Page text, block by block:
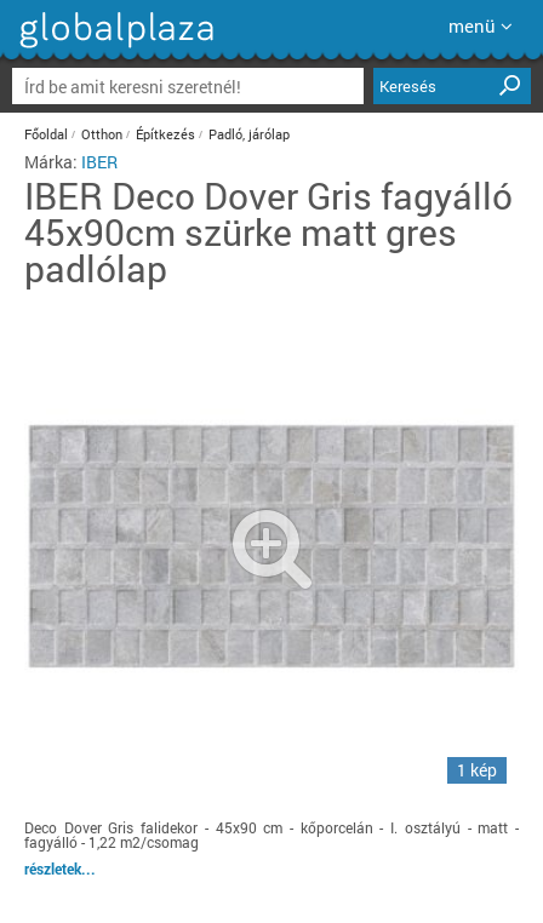
menü
Keresés
Főoldal Otthon Építkezés Padló, járólap
Márka: IBER
IBER Deco Dover Gris fagyálló
45x90cm szürke matt gres
padlólap
1 kép
Deco Dover Gris falidekor - 45x90 cm - kőporcelán - I. osztályú - matt -
fagyálló - 1,22 m2/csomag
részletek...